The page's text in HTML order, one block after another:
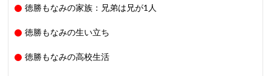
徳勝もなみの家族：兄弟は兄が1人
徳勝もなみの生い立ち
徳勝もなみの高校生活